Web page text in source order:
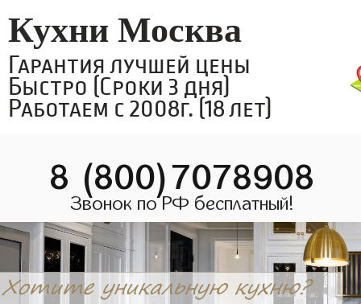
Кухни Москва
Гарантия лучшей цены
Быстро (Сроки 3 дня)
Работаем с 2008г. (18 лет)
8 (800)7078908
Звонок по РФ бесплатный!